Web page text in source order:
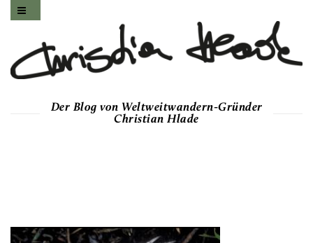
Der Blog von Weltweitwandern-Gründer
Christian Hlade